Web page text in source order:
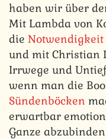
haben wir über
Mit Lambda von
die Notwendigkeit
und mit Christian
Irrwege und
wenn man die
Sündenböcken
erwartbar
Ganze